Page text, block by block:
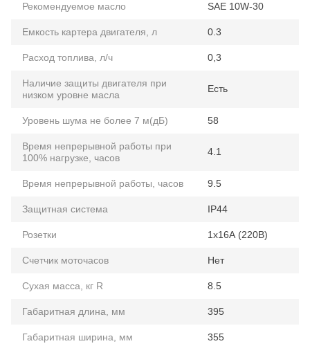
Рекомендуемое масло SAE 10W-30
Емкость картера двигателя, л 0.3
Расход топлива, л/ч 0,3
Наличие защиты двигателя при
низком уровне масла
Есть
Уровень шума не более 7 м(дБ) 58
Время непрерывной работы при
100% нагрузке, часов
4.1
Время непрерывной работы, часов 9.5
Защитная система IP44
Розетки 1x16А (220В)
Счетчик моточасов Нет
Сухая масса, кг R 8.5
Габаритная длина, мм 395
Габаритная ширина, мм 355